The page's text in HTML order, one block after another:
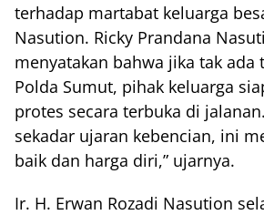
terhadap martabat keluarga
Nasution. Ricky Prandana
menyatakan bahwa jika tak ada
Polda Sumut, pihak keluarga
protes secara terbuka di
sekadar ujaran kebencian, ini
baik dan harga diri,” ujarnya.
Ir. H. Erwan Rozadi Nasution